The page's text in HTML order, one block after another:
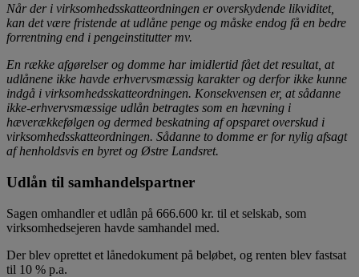
Når der i virksomhedsskatteordningen er overskydende likviditet,
kan det være fristende at udlåne penge og måske endog få en bedre
forrentning end i pengeinstitutter mv.
En række afgørelser og domme har imidlertid fået det resultat, at
udlånene ikke havde erhvervsmæssig karakter og derfor ikke kunne
indgå i virksomhedsskatteordningen. Konsekvensen er, at sådanne
ikke-erhvervsmæssige udlån betragtes som en hævning i
hæverækkefølgen og dermed beskatning af opsparet overskud i
virksomhedsskatteordningen. Sådanne to domme er for nylig afsagt
af henholdsvis en byret og Østre Landsret.
Udlån til samhandelspartner
Sagen omhandler et udlån på 666.600 kr. til et selskab, som
virksomhedsejeren havde samhandel med.
Der blev oprettet et lånedokument på beløbet, og renten blev fastsat
til 10 % p.a.